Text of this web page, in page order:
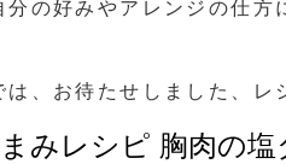
分の好みやアレンジの仕方
は、お待たせしました、レ
みレシピ 胸肉の塩